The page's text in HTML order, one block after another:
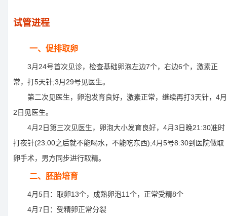
试管进程
一、促排取卵
3月24号首次见诊，检查基础卵泡左边7个，右边6个，激素正
常，打5天针;3月29号见医生。
第二次见医生，卵泡发育良好，激素正常，继续再打3天针，4月
2日见医生。
4月2日第三次见医生，卵泡大小发育良好，4月3日晚21:30准时
打夜针(23:00之后就不能喝水，不能吃东西);4月5号8:30到医院做取
卵手术，男方同步进行取精。
二、胚胎培育
4月5日：取卵13个，成熟卵泡11个，正常受精8个
4月7日：受精卵正常分裂